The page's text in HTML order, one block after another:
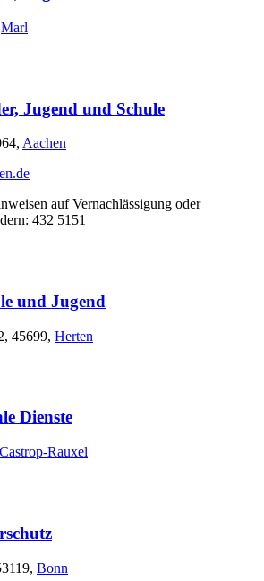
Marl
Jugend und Schule
Aachen
auf Vernachlässigung oder
432 5151
und Jugend
45699, Herten
Dienste
Castrop-Rauxel
Bonn